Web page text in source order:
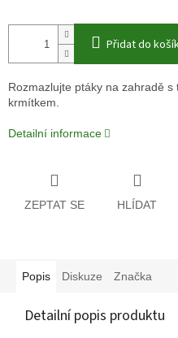
Přidat do
Rozmazlujte ptáky na zahradě
krmítkem.
Detailní informace
ZEPTAT SE HLÍDAT
Popis Diskuze Značka
Detailní popis produktu